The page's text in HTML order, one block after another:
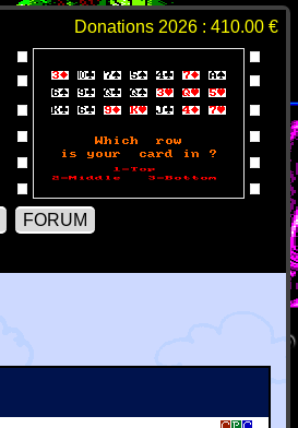
Donations 2026 : 410.00 €
FORUM